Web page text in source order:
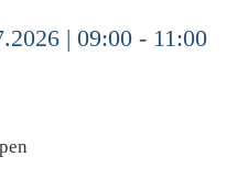
| 09:00 - 11:00